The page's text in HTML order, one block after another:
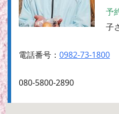
予
子
電話番号： 0982-73-1800
080-5800-2890